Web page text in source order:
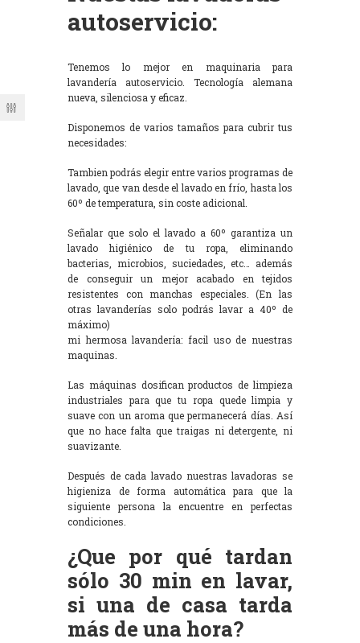
autoservicio:
Tenemos lo mejor en maquinaria para
lavandería autoservicio. Tecnología alemana
nueva, silenciosa y eficaz.
Disponemos de varios tamaños para cubrir tus
necesidades:
Tambien podrás elegir entre varios programas de
lavado, que van desde el lavado en frío, hasta los
60º de temperatura, sin coste adicional.
Señalar que solo el lavado a 60º garantiza un
lavado higiénico de tu ropa, eliminando
bacterias, microbios, suciedades, etc… además
de conseguir un mejor acabado en tejidos
resistentes con manchas especiales. (En las
otras lavanderías solo podrás lavar a 40º de
máximo)
mi hermosa lavandería: facil uso de nuestras
maquinas.
Las máquinas dosifican productos de limpieza
industriales para que tu ropa quede limpia y
suave con un aroma que permanecerá días. Así
que no hace falta que traigas ni detergente, ni
suavizante.
Después de cada lavado nuestras lavadoras se
higieniza de forma automática para que la
siguiente persona la encuentre en perfectas
condiciones.
¿Que por qué tardan
sólo 30 min en lavar,
si una de casa tarda
más de una hora?